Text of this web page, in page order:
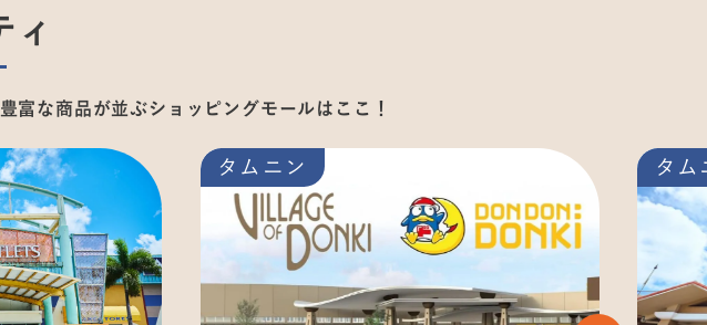
ィ
富な商品が並ぶショッピングモールはここ！
タムニン タム